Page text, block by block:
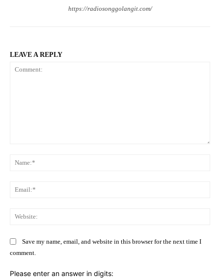
https://radiosonggolangit.com/
LEAVE A REPLY
Save my name, email, and website in this browser for the next time I
comment.
Please enter an answer in digits: